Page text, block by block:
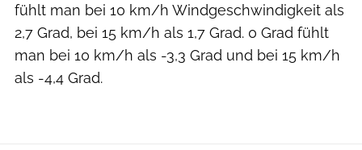
fühlt man bei 10 km/h Windgeschwindigkeit als
2,7 Grad, bei 15 km/h als 1,7 Grad. 0 Grad fühlt
man bei 10 km/h als -3,3 Grad und bei 15 km/h
als -4,4 Grad.